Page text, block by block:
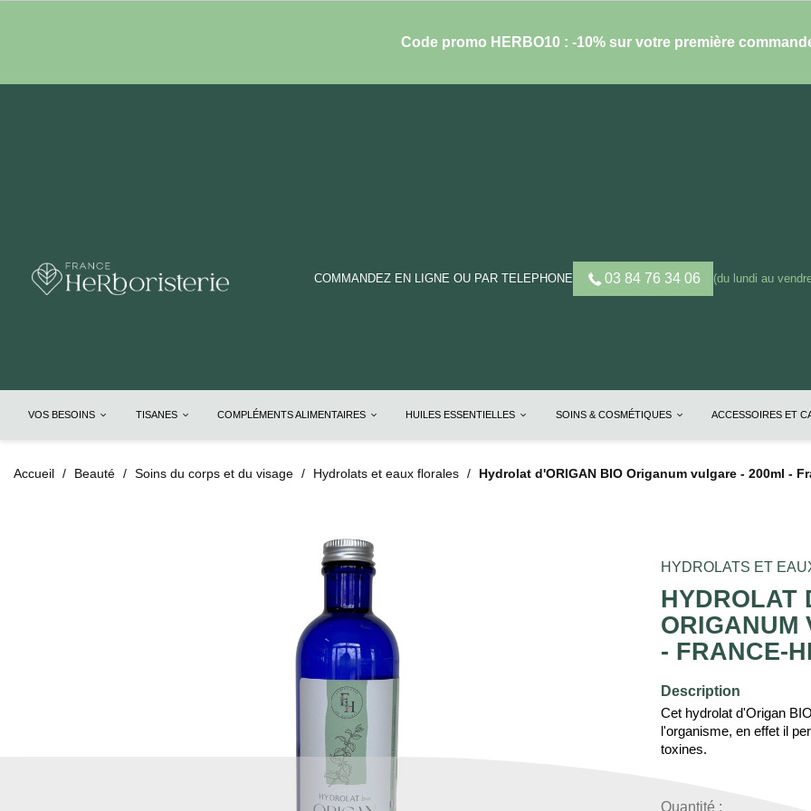
Code promo HERBO10 : -10% sur votre première
COMMANDEZ EN LIGNE OU PAR TELEPHONE 03 84 76 34 06 (du lundi au
VOS BESOINS TISANES COMPLÉMENTS ALIMENTAIRES HUILES ESSENTIELLES SOINS & COSMÉTIQUES ACCESSOIRES ET
Accueil Beauté Soins du corps et du visage Hydrolats et eaux florales Hydrolat d'ORIGAN BIO Origanum vulgare - 200ml -
HYDROLATS ET
HYDROLAT
ORIGANUM
- FRANCE-
Description
Cet hydrolat d'Origan
l'organisme, en effet il
toxines.
Quantité :